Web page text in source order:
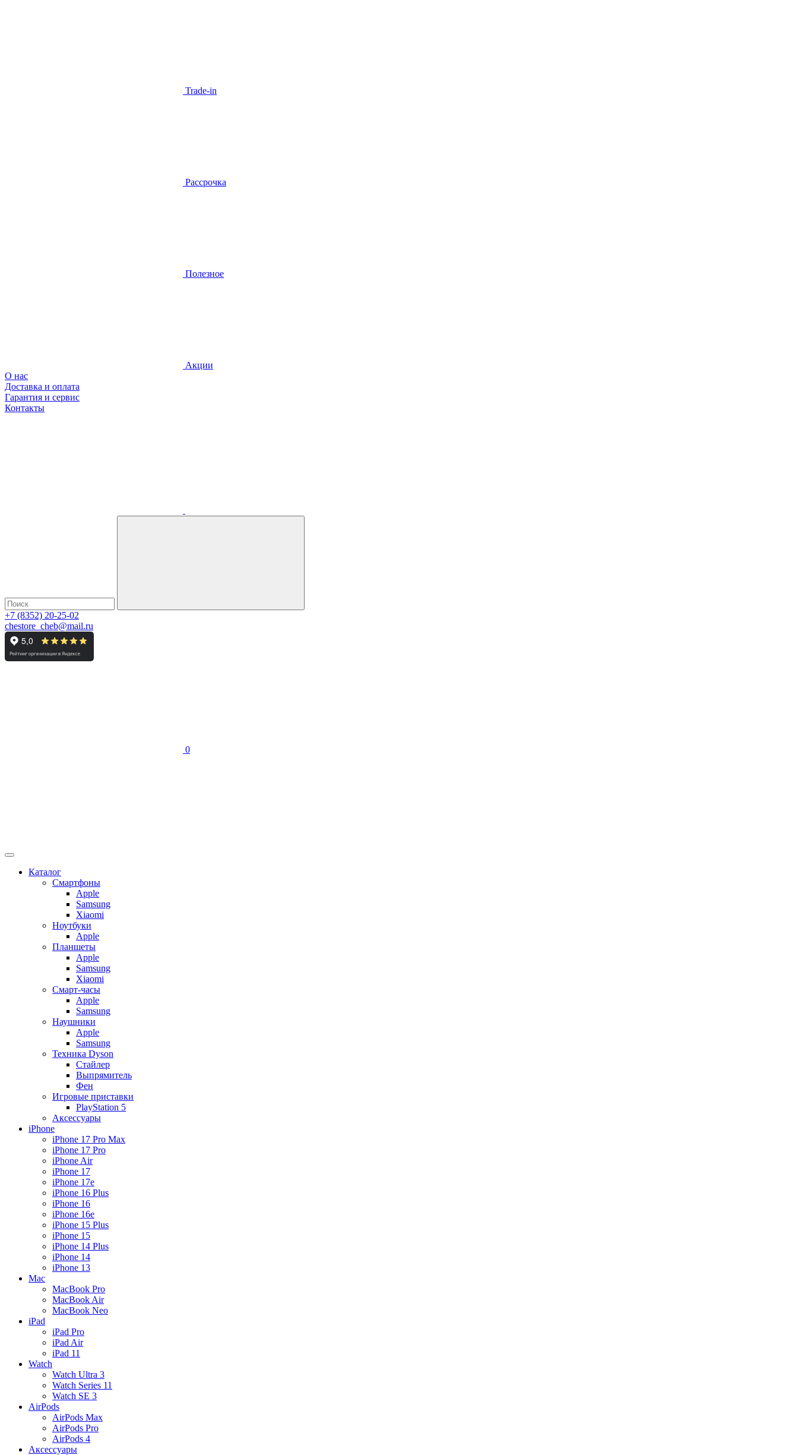
Trade-in
Рассрочка
Полезное
Акции
О нас
Доставка и оплата
Гарантия и сервис
Контакты
+7 (8352) 20-25-02
chestore_cheb@mail.ru
0
Каталог
Смартфоны
Apple
Samsung
Xiaomi
Ноутбуки
Apple
Планшеты
Apple
Samsung
Xiaomi
Смарт-часы
Apple
Samsung
Наушники
Apple
Samsung
Техника Dyson
Стайлер
Выпрямитель
Фен
Игровые приставки
PlayStation 5
Аксессуары
iPhone
iPhone 17 Pro Max
iPhone 17 Pro
iPhone Air
iPhone 17
iPhone 17e
iPhone 16 Plus
iPhone 16
iPhone 16e
iPhone 15 Plus
iPhone 15
iPhone 14 Plus
iPhone 14
iPhone 13
Mac
MacBook Pro
MacBook Air
MacBook Neo
iPad
iPad Pro
iPad Air
iPad 11
Watch
Watch Ultra 3
Watch Series 11
Watch SE 3
AirPods
AirPods Max
AirPods Pro
AirPods 4
Аксессуары